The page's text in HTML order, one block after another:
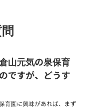
山元気の泉保育
ですが、どうす
園に興味があれば、まず